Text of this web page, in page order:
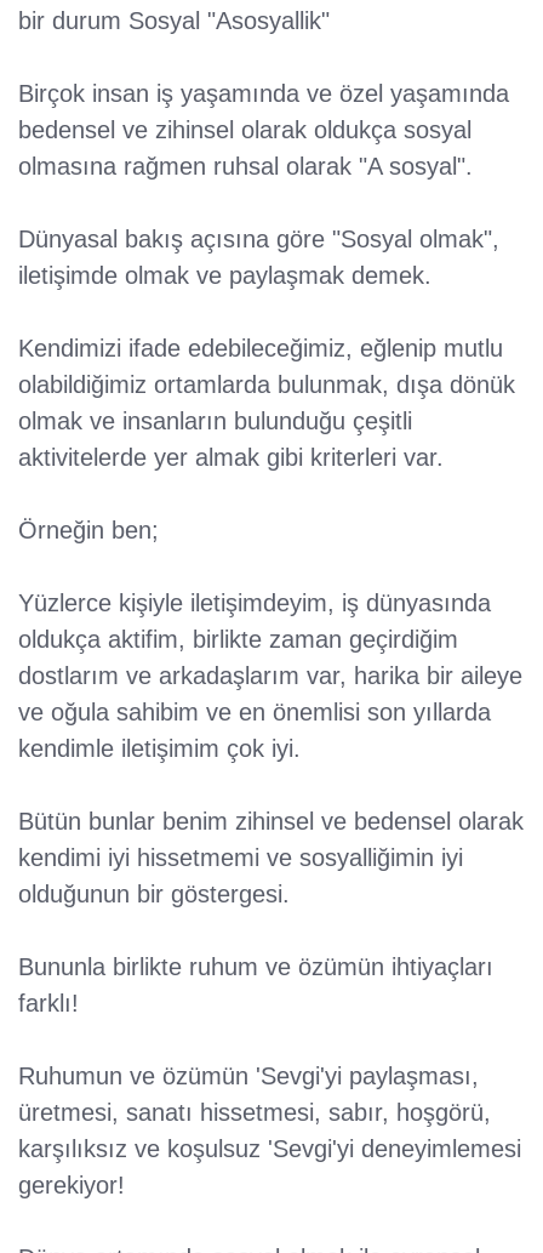
bir durum Sosyal "Asosyallik"
Birçok insan iş yaşamında ve özel yaşamında
bedensel ve zihinsel olarak oldukça sosyal
olmasına rağmen ruhsal olarak "A sosyal".
Dünyasal bakış açısına göre "Sosyal olmak",
iletişimde olmak ve paylaşmak demek.
Kendimizi ifade edebileceğimiz, eğlenip mutlu
olabildiğimiz ortamlarda bulunmak, dışa dönük
olmak ve insanların bulunduğu çeşitli
aktivitelerde yer almak gibi kriterleri var.
Örneğin ben;
Yüzlerce kişiyle iletişimdeyim, iş dünyasında
oldukça aktifim, birlikte zaman geçirdiğim
dostlarım ve arkadaşlarım var, harika bir aileye
ve oğula sahibim ve en önemlisi son yıllarda
kendimle iletişimim çok iyi.
Bütün bunlar benim zihinsel ve bedensel olarak
kendimi iyi hissetmemi ve sosyalliğimin iyi
olduğunun bir göstergesi.
Bununla birlikte ruhum ve özümün ihtiyaçları
farklı!
Ruhumun ve özümün 'Sevgi'yi paylaşması,
üretmesi, sanatı hissetmesi, sabır, hoşgörü,
karşılıksız ve koşulsuz 'Sevgi'yi deneyimlemesi
gerekiyor!